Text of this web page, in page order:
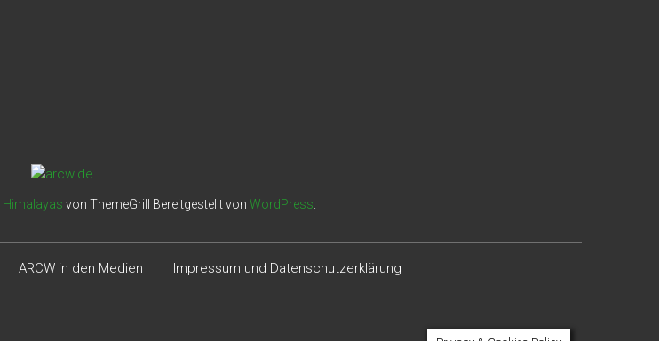
Himalayas von ThemeGrill Bereitgestellt von WordPress
ARCW in den Medien Impressum und Datenschutzerklärung